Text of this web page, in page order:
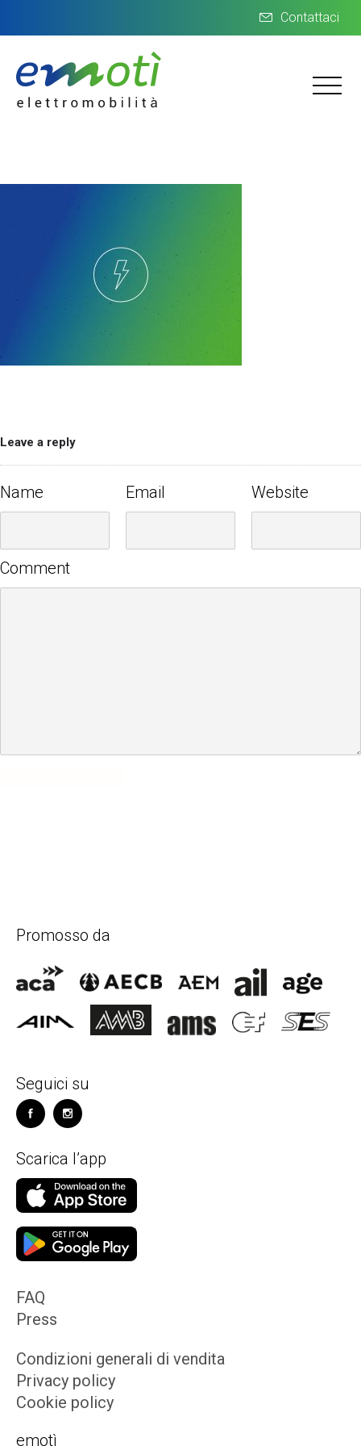
Contattaci
Leave a reply
Name Email Website
Comment
Promosso da
Seguici su
Scarica l’app
FAQ
Press
Condizioni generali di vendita
Privacy policy
Cookie policy
emotì